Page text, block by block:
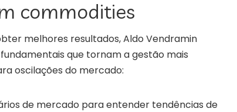
commodities
melhores resultados, Aldo Vendramin
que tornam a gestão mais
oscilações do mercado:
de mercado para entender tendências de